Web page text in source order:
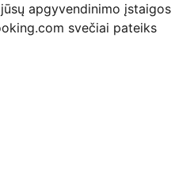
apgyvendinimo įstaigos
svečiai pateiks